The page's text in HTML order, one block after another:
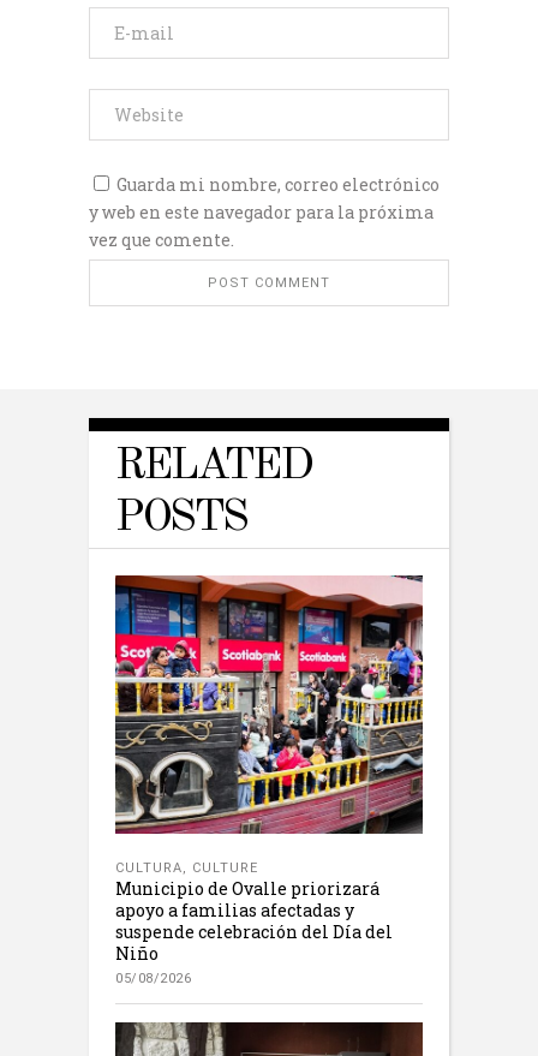
Guarda mi nombre, correo electrónico
y web en este navegador para la próxima
vez que comente.
RELATED
POSTS
CULTURA CULTURE
Municipio de Ovalle priorizará
apoyo a familias afectadas y
suspende celebración del Día del
Niño
05/08/2026